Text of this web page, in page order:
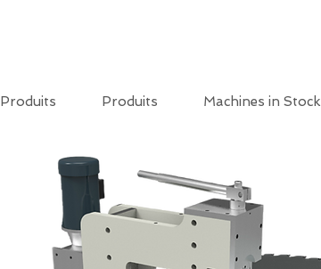
Produits Produits Machines in Stock